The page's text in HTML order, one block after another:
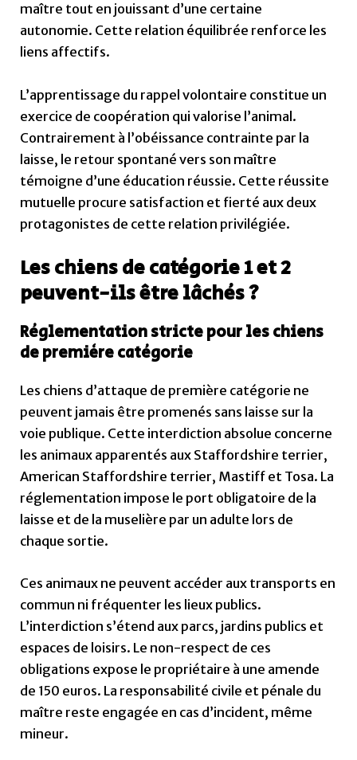
maître tout en jouissant d’une certaine
autonomie. Cette relation équilibrée renforce les
liens affectifs.
L’apprentissage du rappel volontaire constitue un
exercice de coopération qui valorise l’animal.
Contrairement à l’obéissance contrainte par la
laisse, le retour spontané vers son maître
témoigne d’une éducation réussie. Cette réussite
mutuelle procure satisfaction et fierté aux deux
protagonistes de cette relation privilégiée.
Les chiens de catégorie 1 et 2
peuvent-ils être lâchés ?
Réglementation stricte pour les chiens
de première catégorie
Les chiens d’attaque de première catégorie ne
peuvent jamais être promenés sans laisse sur la
voie publique. Cette interdiction absolue concerne
les animaux apparentés aux Staffordshire terrier,
American Staffordshire terrier, Mastiff et Tosa. La
réglementation impose le port obligatoire de la
laisse et de la muselière par un adulte lors de
chaque sortie.
Ces animaux ne peuvent accéder aux transports en
commun ni fréquenter les lieux publics.
L’interdiction s’étend aux parcs, jardins publics et
espaces de loisirs. Le non-respect de ces
obligations expose le propriétaire à une amende
de 150 euros. La responsabilité civile et pénale du
maître reste engagée en cas d’incident, même
mineur.